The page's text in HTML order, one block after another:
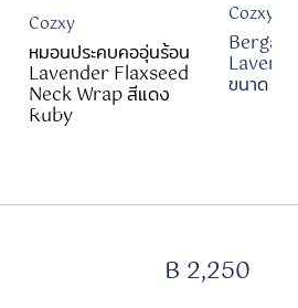
Cozxy
หมอนประคบคออุ่นร้อน
Lavender Flaxseed
Neck Wrap สีแดง
Ruby
Cozxy
ขนาด
B 2,250